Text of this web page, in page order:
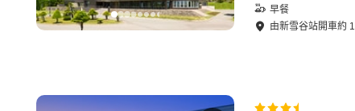
早餐
由新雪谷站開車約